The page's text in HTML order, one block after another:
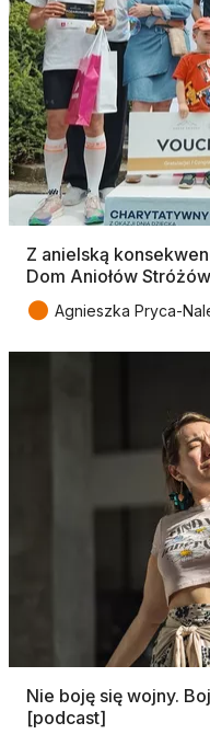
Z anielską
Dom Aniołów
● Agnieszka Pryca-
Nie boję się wojny.
[podcast]